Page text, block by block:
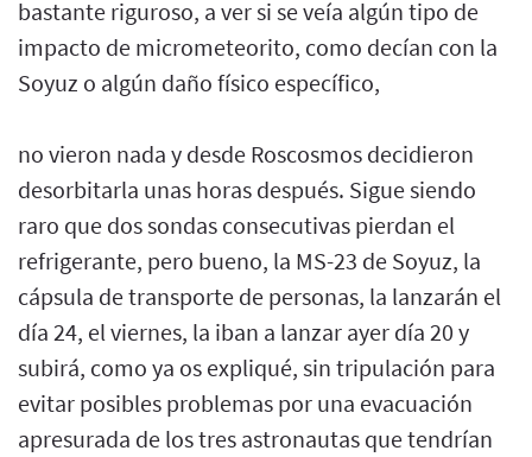
bastante riguroso, a ver si se veía algún tipo de
impacto de micrometeorito, como decían con la
Soyuz o algún daño físico específico,
no vieron nada y desde Roscosmos decidieron
desorbitarla unas horas después. Sigue siendo
raro que dos sondas consecutivas pierdan el
refrigerante, pero bueno, la MS-23 de Soyuz, la
cápsula de transporte de personas, la lanzarán el
día 24, el viernes, la iban a lanzar ayer día 20 y
subirá, como ya os expliqué, sin tripulación para
evitar posibles problemas por una evacuación
apresurada de los tres astronautas que tendrían